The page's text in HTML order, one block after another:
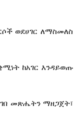
ወደሀገር ለማስመለስ
ከአገር እንዳይወጡ
መጽሔትን ማዘጋጀት፣